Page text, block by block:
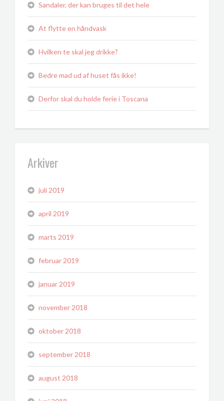
Sandaler, der kan bruges til det hele
At flytte en håndvask
Hvilken te skal jeg drikke?
Bedre mad ud af huset fås ikke!
Derfor skal du holde ferie i Toscana
Arkiver
juli 2019
april 2019
marts 2019
februar 2019
januar 2019
november 2018
oktober 2018
september 2018
august 2018